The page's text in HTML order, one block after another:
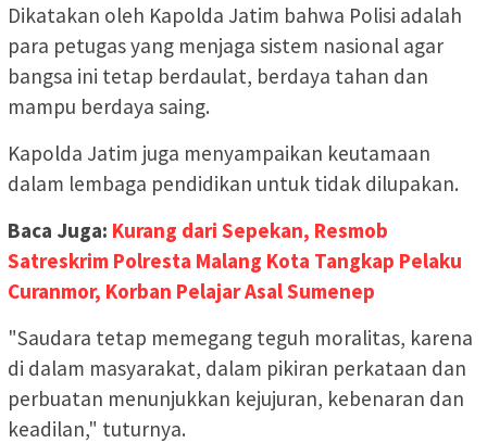
Dikatakan oleh Kapolda Jatim bahwa Polisi adalah
para petugas yang menjaga sistem nasional agar
bangsa ini tetap berdaulat, berdaya tahan dan
mampu berdaya saing.
Kapolda Jatim juga menyampaikan keutamaan
dalam lembaga pendidikan untuk tidak dilupakan.
Baca Juga: Kurang dari Sepekan, Resmob
Satreskrim Polresta Malang Kota Tangkap Pelaku
Curanmor, Korban Pelajar Asal Sumenep
"Saudara tetap memegang teguh moralitas, karena
di dalam masyarakat, dalam pikiran perkataan dan
perbuatan menunjukkan kejujuran, kebenaran dan
keadilan," tuturnya.